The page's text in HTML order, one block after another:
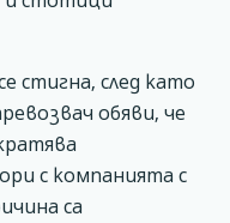
стигна, след като
обяви, че
с компанията с
са